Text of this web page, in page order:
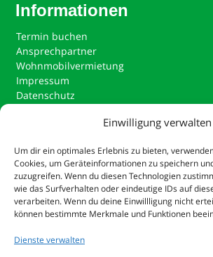
Einwilligung verwalten
Um dir ein optimales Erlebnis zu bieten,
Cookies, um Geräteinformationen zu speichern
zuzugreifen. Wenn du diesen Technologien
wie das Surfverhalten oder eindeutige IDs auf
verarbeiten. Wenn du deine Einwillligung nicht
können bestimmte Merkmale und Funktionen
Dienste verwalten
Informationen
Termin buchen
Ansprechpartner
Wohnmobilvermietung
Impressum
Datenschutz
